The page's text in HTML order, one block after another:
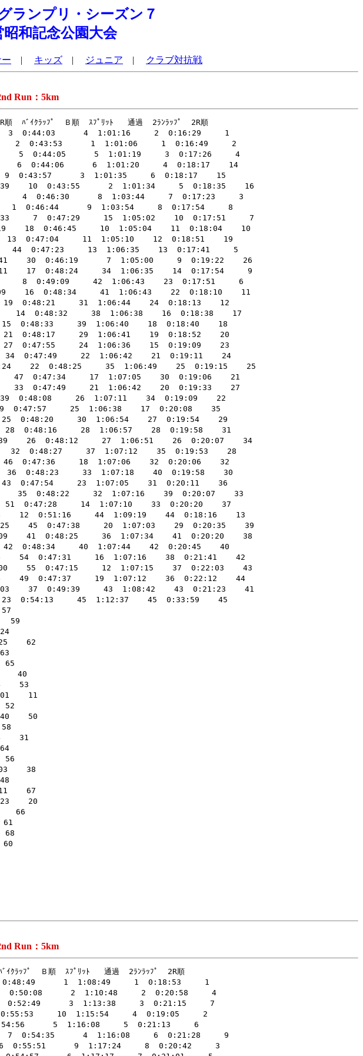
ランプリ・シーズン７
和記念公園大会
ー | キッズ | ジュニア | クラブ対抗戦
Run：5km
DNF        32  竹田 京平       20  東北大学学友会トライアスロン部                    0:20:29    63                                               
 DNF        33  坂本 正春       20  東北大学トライアスロン部                          0:20:54    65                                               
 DNF        36  井辻 祐太郎     21  東海大学                                          0:19:03    40                                               
 DNF        42  樋口 知哉       21  関西大学                                          0:19:44    53                                               
 DNF        43  大野 剛         21                                                    0:18:01    11                                               
 DNF        45  中川 竜哉       21  広島大学トライアスロン部                          0:19:42    52                                               
 DNF        47  高橋 充         21                                                    0:19:40    50                                               
 DNF        50  渡邊 義智       22  日本体育大学トライアスロン部                      0:20:21    58                                               
 DNF        52  山田 達也       22  東海大学Bombers                                   0:18:44    31                                               
 DNF        53  兼子 慎平       22  近畿大学体育会トライアスロン部                    0:20:29    64                                               
 DNF        54  鰐川 巧         22  国士舘大学トライアスロン部                        0:20:01    56                                               
 DNF        56  野村 卓矢       22                                                    0:19:03    38                                               
 DNF        61  井上 皓史       24  近畿大学体育会トライアスロン部                    0:19:35    48                                               
 DNF        64  須賀 圭一       27  NEC                                               0:22:11    67                                               
 DNF        65  郷 建介         28                                                    0:18:23    20                                               
 DNF        69  野口 之男       32  チームゴリラ                                      0:21:58    66                                               
 DNF        88  松崎　良樹      17  明星高校トライアスロン部                          0:20:23    61                                               
 DNF        89  中村 亮太       18  明星高校トライアスロン部                          0:22:56    68                                               
 DNF        90  大井 隆太郎     18  明星高校トライアスロン部                          0:20:22    60                                               
 DNS        12  青山 智哉       21  国士舘大学                                                                                                    
 DNS        16  阿部 有希       17                                                                                                                
 DNS        29  亀井 潤         20  東北大学トライアスロン部                                                                                      
 DNS        40  細川 慧         21  仙台大学トライアスロン部                                                                                      
 DNS        44  上野 祐太朗     21  同志社大学トライアスロン部
Run：5km
ｸﾗｯﾌﾟ  Ｂ順  ｽﾌﾟﾘｯﾄ   通過  2ﾗﾝﾗｯﾌﾟ  2R順
0:48:49      1  1:08:49     1  0:18:53     1
0:50:08      2  1:10:48     2  0:20:58     4
0:52:49      3  1:13:38     3  0:21:15     7
0:55:53     10  1:15:54     4  0:19:05     2
5  1:16:08     5  0:21:13     6
7  0:54:35      4  1:16:08     6  0:21:28     9
0:55:51      9  1:17:24     8  0:20:42     3